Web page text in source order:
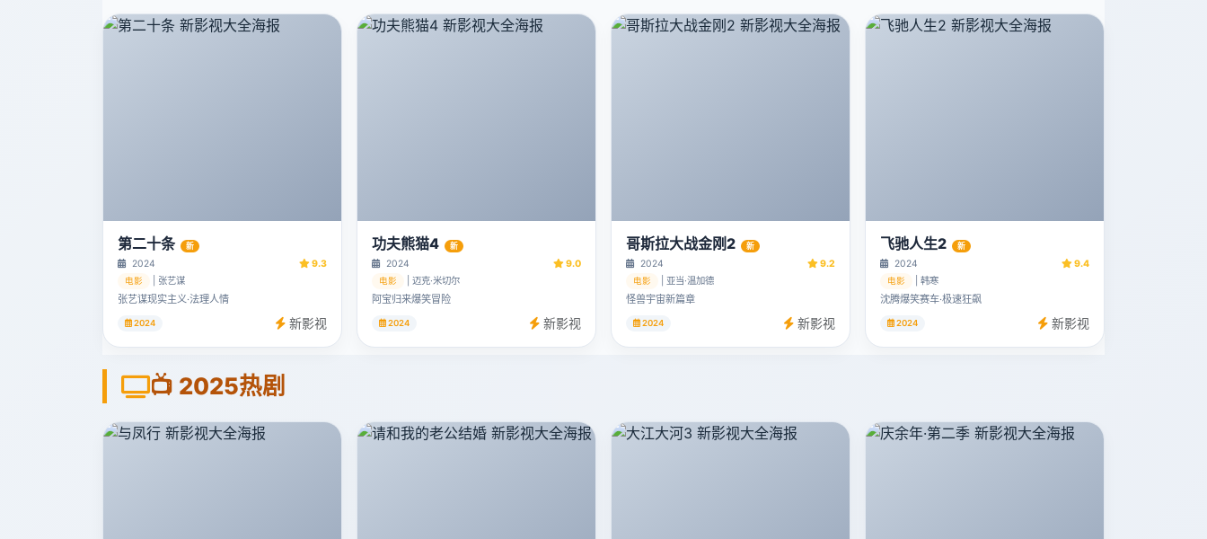
第二十条 新
2024 9.3
电影 | 张艺谋
张艺谋现实主义·法理人情
2024 新影视
功夫熊猫4 新
2024 9.0
电影 | 迈克·米切尔
阿宝归来爆笑冒险
2024 新影视
哥斯拉大战金刚2 新
2024 9.2
电影 | 亚当·温加德
怪兽宇宙新篇章
2024 新影视
飞驰人生2 新
2024 9.4
电影 | 韩寒
沈腾爆笑赛车·极速狂飙
2024 新影视
📺 2025热剧